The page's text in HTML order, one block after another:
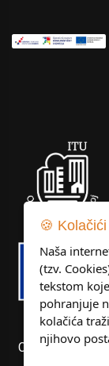
Copyright ©
🍪
Naša
(tzv.
tekstom
pohranjuje
kolačića
njihovo